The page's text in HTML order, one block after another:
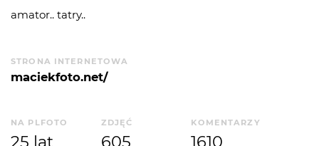
amator.. tatry..
STRONA INTERNETOWA
maciekfoto.net/
NA PLFOTO
25 lat
ZDJĘĆ
605
KOMENTARZY
1610